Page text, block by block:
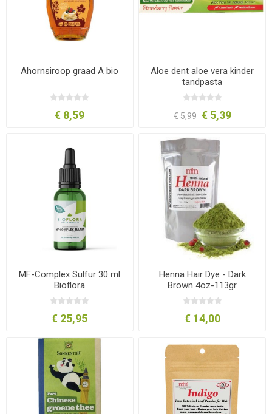
Ahornsiroop graad A bio
€ 8,59
Aloe dent aloe vera kinder
tandpasta
€ 5,99 € 5,39
MF-Complex Sulfur 30 ml
Bioflora
€ 25,95
Henna Hair Dye - Dark
Brown 4oz-113gr
€ 14,00